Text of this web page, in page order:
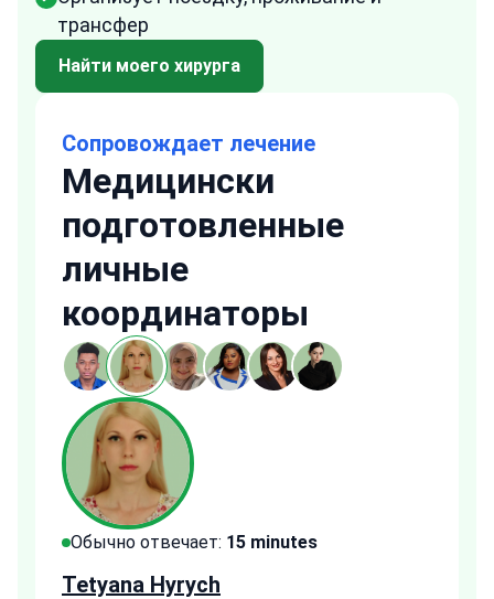
трансфер
Найти моего хирурга
Сопровождает лечение
Медицински
подготовленные
личные
координаторы
Обычно отвечает: 15 minutes
Tetyana Hyrych